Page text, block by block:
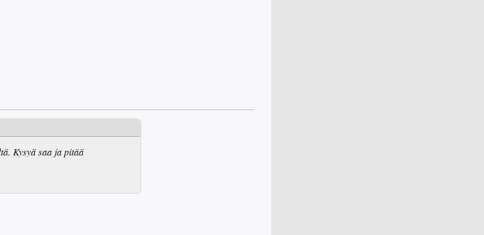
Kysyä saa ja pitää